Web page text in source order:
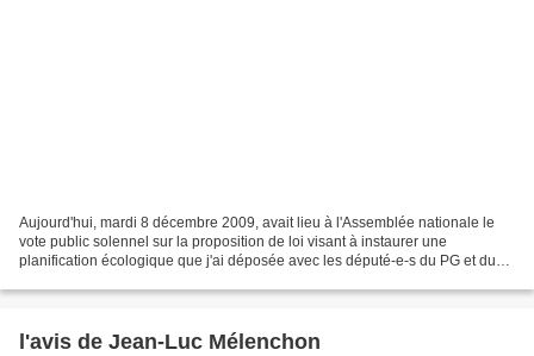
Aujourd'hui, mardi 8 décembre 2009, avait lieu à l'Assemblée nationale le
vote public solennel sur la proposition de loi visant à instaurer une
planification écologique que j'ai déposée avec les député-e-s du PG et du
l'avis de Jean-Luc Mélenchon